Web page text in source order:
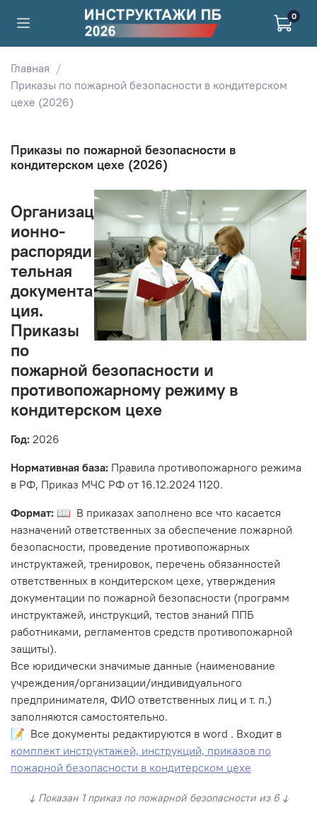
0
Главная
Приказы по пожарной безопасности в кондитерском
цехе (2026)
Приказы по пожарной безопасности в
кондитерском цехе (2026)
Организац
ионно-
распоряди
тельная
документа
ция.
Приказы
по
пожарной безопасности и
противопожарному режиму в
кондитерском цехе
Год: 2026
Нормативная база: Правила противопожарного режима
в РФ, Приказ МЧС РФ от 16.12.2024 1120.
Формат: 📖 В приказах заполнено все что касается
назначений ответственных за обеспечение пожарной
безопасности, проведение противопожарных
инструктажей, тренировок, перечень обязанностей
ответственных в кондитерском цехе, утверждения
документации по пожарной безопасности (программ
инструктажей, инструкций, тестов знаний ППБ
работниками, регламентов средств противопожарной
защиты).
Все юридически значимые данные (наименование
учреждения/организации/индивидуального
предпринимателя, ФИО ответственных лиц и т. п.)
заполняются самостоятельно.
📝 Все документы редактируются в word . Входит в
комплект инструктажей, инструкций, приказов по
пожарной безопасности в кондитерском цехе
↓ Показан 1 приказ по пожарной безопасности из 6 ↓